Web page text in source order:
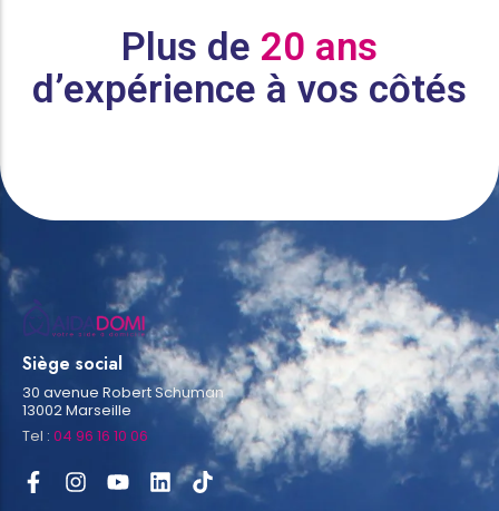
Plus de 20 ans
d’expérience à vos côtés
Siège social
30 avenue Robert Schuman
13002 Marseille
Tel : 04 96 16 10 06